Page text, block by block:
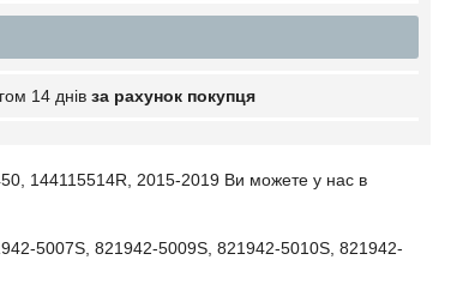
14 днів за рахунок покупця
144115514R, 2015-2019 Ви можете у нас в
5007S, 821942-5009S, 821942-5010S, 821942-